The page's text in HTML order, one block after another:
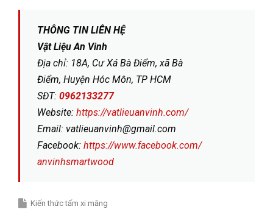
THÔNG TIN LIÊN HỆ
Vật Liệu An Vinh
Địa chỉ: 18A, Cư Xá Bà Điểm, xã Bà
Điểm, Huyện Hóc Môn, TP HCM
SĐT: 0962133277
Website: https://vatlieuanvinh.com/
Email: vatlieuanvinh@gmail.com
Facebook: https://www.facebook.com/
anvinhsmartwood
Kiến thức tấm xi măng